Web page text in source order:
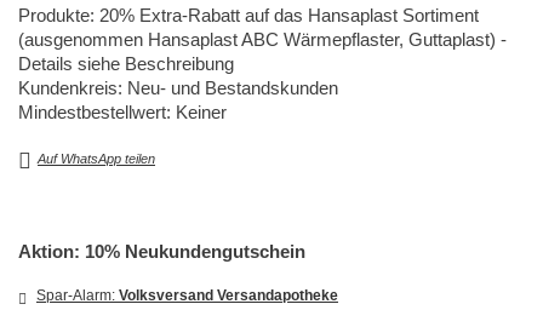
Produkte: 20% Extra-Rabatt auf das Hansaplast Sortiment
(ausgenommen Hansaplast ABC Wärmepflaster, Guttaplast) -
Details siehe Beschreibung
Kundenkreis: Neu- und Bestandskunden
Mindestbestellwert: Keiner
Auf WhatsApp teilen
Aktion: 10% Neukundengutschein
Spar-Alarm: Volksversand Versandapotheke